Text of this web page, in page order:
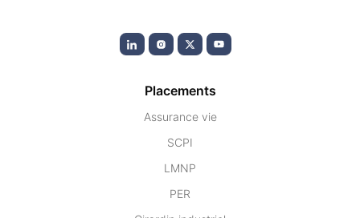
Placements
Assurance vie
SCPI
LMNP
PER